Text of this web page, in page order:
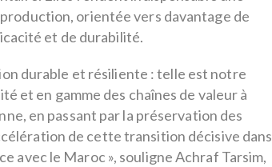
orientée vers davantage de
et de durabilité.
durable et résiliente : telle est notre
et en gamme des chaînes de valeur à
en passant par la préservation des
de cette transition décisive dans
avec le Maroc », souligne Achraf Tarsim,